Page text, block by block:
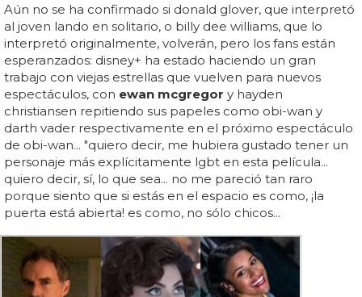
Aún no se ha confirmado si donald glover, que interpretó
al joven lando en solitario, o billy dee williams, que lo
interpretó originalmente, volverán, pero los fans están
esperanzados: disney+ ha estado haciendo un gran
trabajo con viejas estrellas que vuelven para nuevos
espectáculos, con ewan mcgregor y hayden
christiansen repitiendo sus papeles como obi-wan y
darth vader respectivamente en el próximo espectáculo
de obi-wan... "quiero decir, me hubiera gustado tener un
personaje más explícitamente lgbt en esta película...
quiero decir, sí, lo que sea... no me pareció tan raro
porque siento que si estás en el espacio es como, ¡la
puerta está abierta! es como, no sólo chicos...